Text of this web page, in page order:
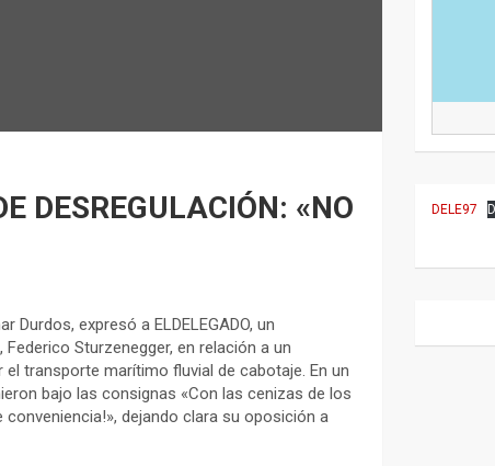
DESREGULACIÓN: «NO
Durdos, expresó a ELDELEGADO, un
Sturzenegger, en relación a un
transporte marítimo fluvial de cabotaje. En un
bajo las consignas «Con las cenizas de los
dejando clara su oposición a
DELE97